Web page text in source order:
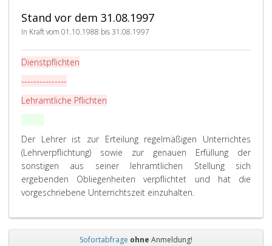
1
1
Stand vor dem 31.08.1997
In Kraft vom 01.10.1988 bis 31.08.1997
Dienstpflichten
---------------
Lehramtliche Pflichten
r
a
g
r
a
Der Lehrer ist zur Erteilung regelmäßigen Unterrichtes
(Lehrverpflichtung) sowie zur genauen Erfüllung der
sonstigen aus seiner lehramtlichen Stellung sich
ergebenden Obliegenheiten verpflichtet und hat die
vorgeschriebene Unterrichtszeit einzuhalten.
Sofortabfrage ohne Anmeldung!